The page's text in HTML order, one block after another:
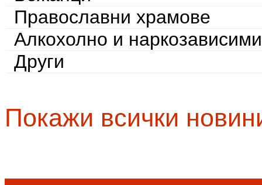
Православни храмове
Алкохолно и наркозависими
Други
Покажи всички